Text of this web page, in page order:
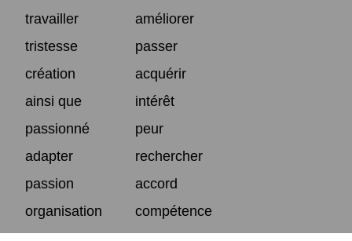
travailler
améliorer
tristesse
passer
création
acquérir
ainsi que
intérêt
passionné
peur
adapter
rechercher
passion
accord
organisation
compétence